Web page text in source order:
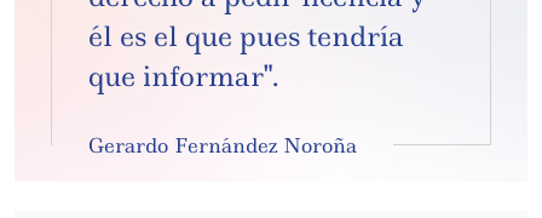
él es el que pues tendría
que informar".
Gerardo Fernández Noroña